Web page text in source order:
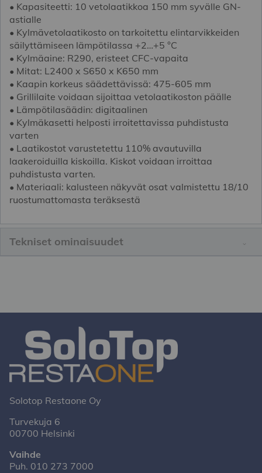
• Kapasiteetti: 10 vetolaatikkoa 150 mm syvälle GN-
astialle
• Kylmävetolaatikosto on tarkoitettu elintarvikkeiden
säilyttämiseen lämpötilassa +2…+5 °C
• Kylmäaine: R290, eristeet CFC-vapaita
• Mitat: L2400 x S650 x K650 mm
• Kaapin korkeus säädettävissä: 475-605 mm
• Grillilaite voidaan sijoittaa vetolaatikoston päälle
• Lämpötilasäädin: digitaalinen
• Kylmäkasetti helposti irroitettavissa puhdistusta
varten
• Laatikostot varustetettu 110% avautuvilla
laakeroiduilla kiskoilla. Kiskot voidaan irroittaa
puhdistusta varten.
• Materiaali: kalusteen näkyvät osat valmistettu 18/10
ruostumattomasta teräksestä
Tekniset ominaisuudet
Solotop Restaone Oy
Turvekuja 6
00700 Helsinki
Vaihde
Puh. 010 273 7000